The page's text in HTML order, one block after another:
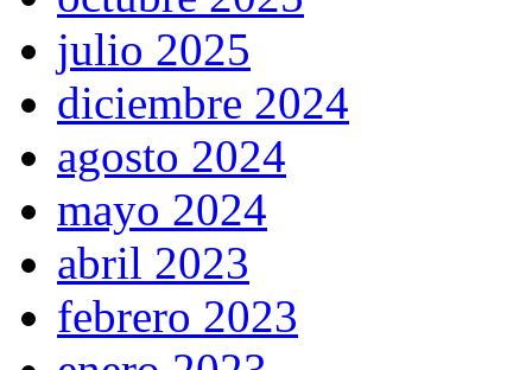
julio 2025
diciembre 2024
agosto 2024
mayo 2024
abril 2023
febrero 2023